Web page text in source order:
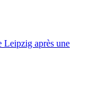
Leipzig après une